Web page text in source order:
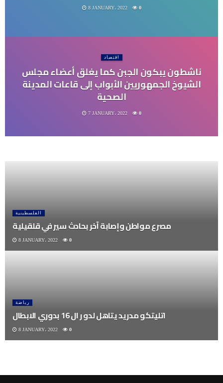
8 JANUARY، 2022 0
اقتصاد
ناشطون يبكون الجبن كما يغلق أعضاء مجلس
الشيوخ الجمهوريين الأبواب إلى قاعات المدينة
الصحية
7 JANUARY، 2022 0
الفلسطينية
مصرع مواطن وإصابة آخر بحادث سير في قلقيلية
8 JANUARY، 2022 0
رياضة
اتليتكو مدريد يتاهل لدو ر ال 16 بدوري الابطال
8 JANUARY، 2022 0